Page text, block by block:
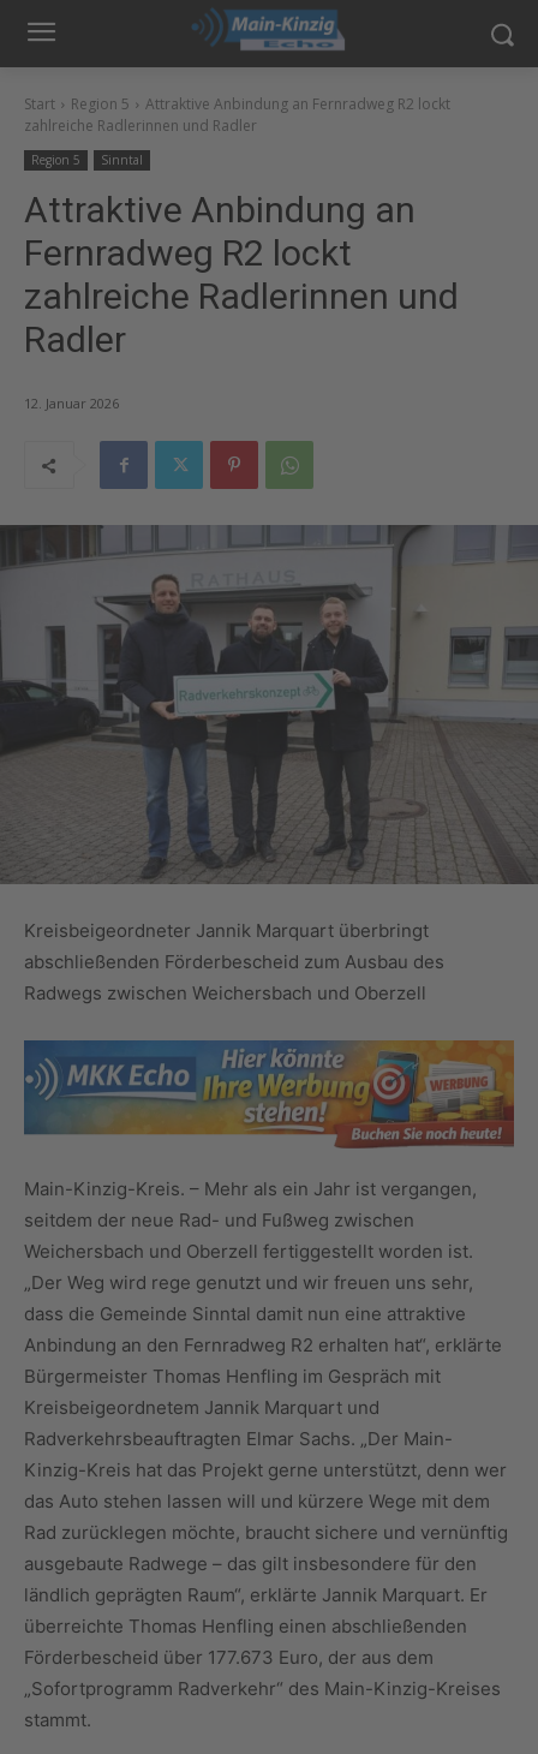
Start Region 5
Attraktive Anbindung an Fernradweg R2 lockt
zahlreiche Radlerinnen und Radler
Region 5 Sinntal
Attraktive Anbindung an
Fernradweg R2 lockt
zahlreiche Radlerinnen und
Radler
12. Januar 2026
Kreisbeigeordneter Jannik Marquart überbringt
abschließenden Förderbescheid zum Ausbau des
Radwegs zwischen Weichersbach und Oberzell
Main-Kinzig-Kreis. – Mehr als ein Jahr ist vergangen,
seitdem der neue Rad- und Fußweg zwischen
Weichersbach und Oberzell fertiggestellt worden ist.
„Der Weg wird rege genutzt und wir freuen uns sehr,
dass die Gemeinde Sinntal damit nun eine attraktive
Anbindung an den Fernradweg R2 erhalten hat“, erklärte
Bürgermeister Thomas Henfling im Gespräch mit
Kreisbeigeordnetem Jannik Marquart und
Radverkehrsbeauftragten Elmar Sachs. „Der Main-
Kinzig-Kreis hat das Projekt gerne unterstützt, denn wer
das Auto stehen lassen will und kürzere Wege mit dem
Rad zurücklegen möchte, braucht sichere und vernünftig
ausgebaute Radwege – das gilt insbesondere für den
ländlich geprägten Raum“, erklärte Jannik Marquart. Er
überreichte Thomas Henfling einen abschließenden
Förderbescheid über 177.673 Euro, der aus dem
„Sofortprogramm Radverkehr“ des Main-Kinzig-Kreises
stammt.